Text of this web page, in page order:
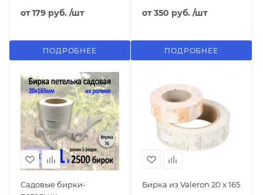
от179 руб. /шт
ПОДРОБНЕЕ
от350 руб. /шт
ПОДРОБНЕЕ
Садовые бирки-
Бирка из Valeron 20 х 165